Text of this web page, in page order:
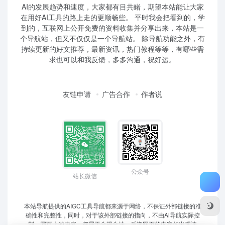
AI的发展趋势和速度，大家都有目共睹，期望本站能让大家
在用好AI工具的路上走的更顺畅些。 平时我会把看到的，学
到的，互联网上公开免费的资料收集并分享出来，本站是一
个导航站，但又不仅仅是一个导航站。 除导航功能之外，有
持续更新的好文推荐，最新资讯，热门教程等等，有哪些需
求也可以和我反馈，多多沟通，祝好运。
友链申请 广告合作 作者说
站长微信
公众号
本站导航提供的AIGC工具导航都来源于网络，不保证外部链接的准
确性和完整性，同时，对于该外部链接的指向，不由Ai导航实际控